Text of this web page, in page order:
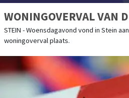
WONINGOVERVAL VAN
STEIN - Woensdagavond vond in Stein
woningoverval plaats.